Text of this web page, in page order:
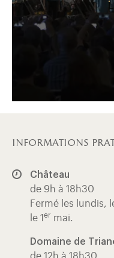
informations
Château
de 9h à 18h30
Fermé les lundis,
le 1 er mai.
Domaine de